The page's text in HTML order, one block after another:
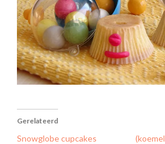
Gerelateerd
Snowglobe cupcakes